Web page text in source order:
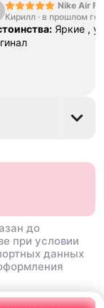
Nike Air
Yellow
Кирилл · в прошлом
Яркие ,
42.5
до
при условии
данных